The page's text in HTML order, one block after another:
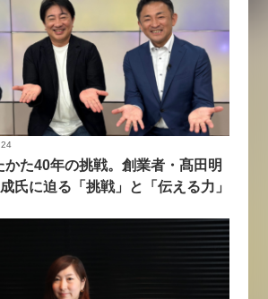
かた40年の挑戦。創業者・髙田明
氏に迫る「挑戦」と「伝える力」